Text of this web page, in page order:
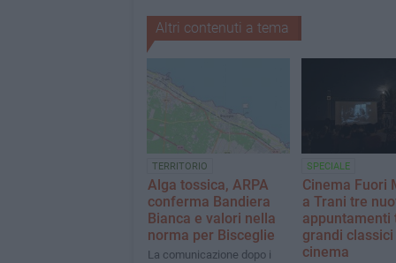
Altri contenuti a tema
TERRITORIO
Alga tossica, ARPA
conferma Bandiera
Bianca e valori nella
norma per Bisceglie
La comunicazione dopo i
SPECIALE
Cinema Fuori
a Trani tre
appuntamenti
grandi classici
cinema